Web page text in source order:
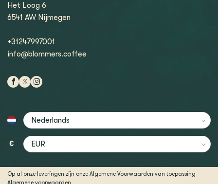
Het Loog 6
6541 AW Nijmegen
+31247997001
info@blommers.coffee
€
Op al onze leveringen zijn onze Algemene Voorwaarden van toepassing
Algemene voorwaarden